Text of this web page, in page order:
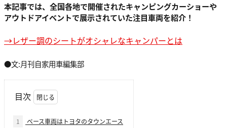
本記事では、全国各地で開催されたキャンピングカーショーや
アウトドアイベントで展示されていた注目車両を紹介！
→レザー調のシートがオシャレなキャンパーとは
●文:月刊自家用車編集部
目次
1 ベース車両はトヨタのタウンエース